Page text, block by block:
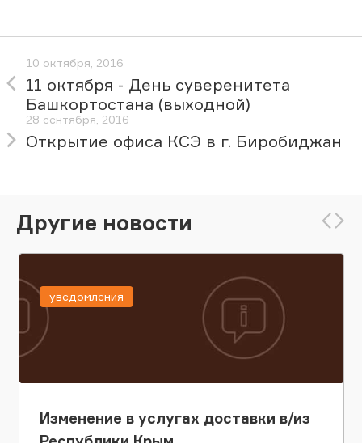
10 октября, 2016
11 октября - День суверенитета
Башкортостана (выходной)
28 сентября, 2016
Открытие офиса КСЭ в г. Биробиджан
Другие новости
Изменение в услугах доставки в/из
уведомления